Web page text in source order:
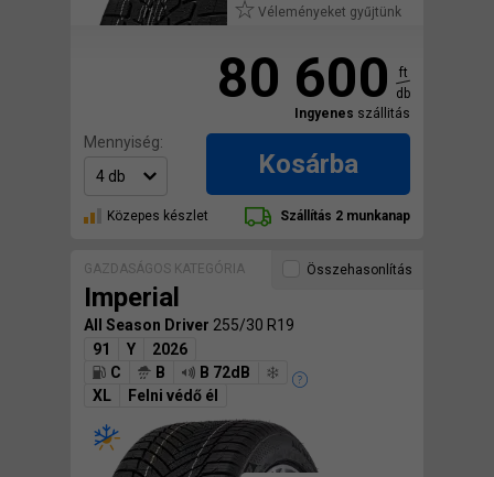
Véleményeket gyűjtünk
80 600
ft
db
Ingyenes szállitás
Mennyiség:
Kosárba
Közepes készlet Szállítás 2 munkanap
GAZDASÁGOS KATEGÓRIA
Imperial
All Season Driver 255/30 R19
91
Y
2026
C
B
B 72dB
XL
Felni védő él
Összehasonlítás